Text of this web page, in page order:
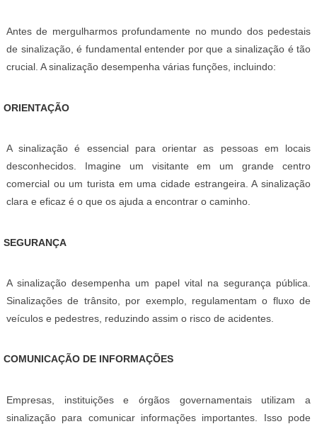
Antes de mergulharmos profundamente no mundo dos pedestais
de sinalização, é fundamental entender por que a sinalização é tão
crucial. A sinalização desempenha várias funções, incluindo:
ORIENTAÇÃO
A sinalização é essencial para orientar as pessoas em locais
desconhecidos. Imagine um visitante em um grande centro
comercial ou um turista em uma cidade estrangeira. A sinalização
clara e eficaz é o que os ajuda a encontrar o caminho.
SEGURANÇA
A sinalização desempenha um papel vital na segurança pública.
Sinalizações de trânsito, por exemplo, regulamentam o fluxo de
veículos e pedestres, reduzindo assim o risco de acidentes.
COMUNICAÇÃO DE INFORMAÇÕES
Empresas, instituições e órgãos governamentais utilizam a
sinalização para comunicar informações importantes. Isso pode